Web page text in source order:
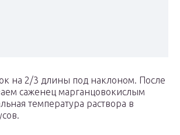
на 2/3 длины под наклоном. После
саженец марганцовокислым
температура раствора в